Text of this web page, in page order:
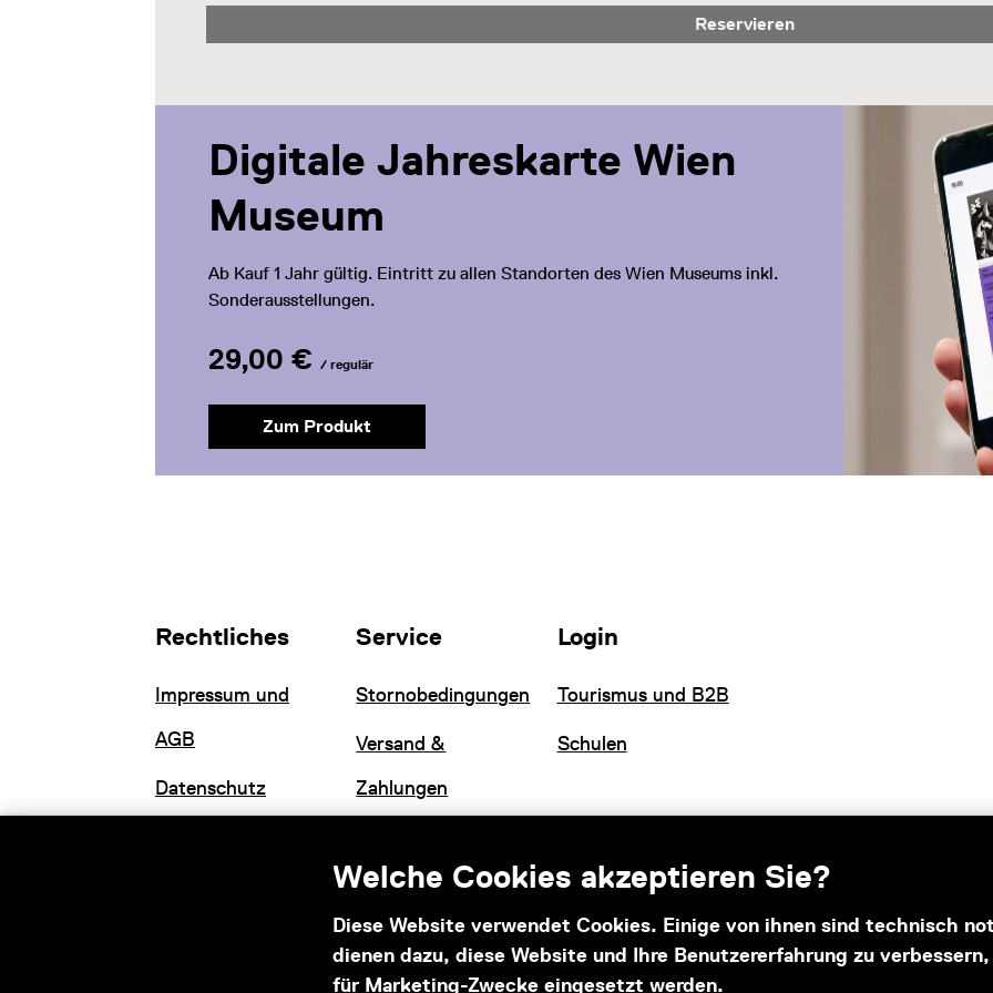
Welche Cookies akzeptieren Sie?
Diese Website verwendet Cookies. Einige von ihnen sind technisch
dienen dazu, diese Website und Ihre Benutzererfahrung zu
für Marketing-Zwecke eingesetzt werden.
Reservieren
Digitale Jahreskarte Wien
Museum
Ab Kauf 1 Jahr gültig. Eintritt zu allen Standorten des Wien Museums inkl.
Sonderausstellungen.
29,00 € / regulär
Zum Produkt
Rechtliches
Impressum und
AGB
Datenschutz
Service
Stornobedingungen
Versand &
Zahlungen
Login
Tourismus und B2B
Schulen
Informationen zu Ihrem